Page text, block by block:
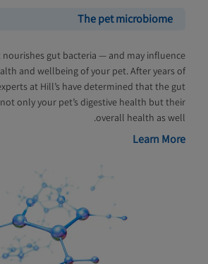
The pet microbiome
nourishes gut bacteria — and may influence
and wellbeing of your pet. After years of
at Hill’s have determined that the gut
only your pet’s digestive health but their
overall health as well.
Learn More